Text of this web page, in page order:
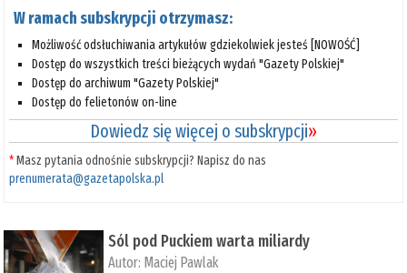
W ramach subskrypcji otrzymasz:
Możliwość odsłuchiwania artykułów gdziekolwiek jesteś [NOWOŚĆ]
Dostęp do wszystkich treści bieżących wydań "Gazety Polskiej"
Dostęp do archiwum "Gazety Polskiej"
Dostęp do felietonów on-line
Dowiedz się więcej o subskrypcji»
*Masz pytania odnośnie subskrypcji? Napisz do nas
prenumerata@gazetapolska.pl
Sól pod Puckiem warta miliardy
Autor: Maciej Pawlak